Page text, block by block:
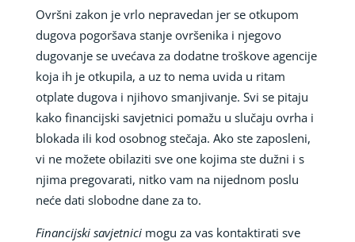
Ovršni zakon je vrlo nepravedan jer se otkupom
dugova pogoršava stanje ovršenika i njegovo
dugovanje se uvećava za dodatne troškove agencije
koja ih je otkupila, a uz to nema uvida u ritam
otplate dugova i njihovo smanjivanje. Svi se pitaju
kako financijski savjetnici pomažu u slučaju ovrha i
blokada ili kod osobnog stečaja. Ako ste zaposleni,
vi ne možete obilaziti sve one kojima ste dužni i s
njima pregovarati, nitko vam na nijednom poslu
neće dati slobodne dane za to.
Financijski savjetnicimogu za vas kontaktirati sve